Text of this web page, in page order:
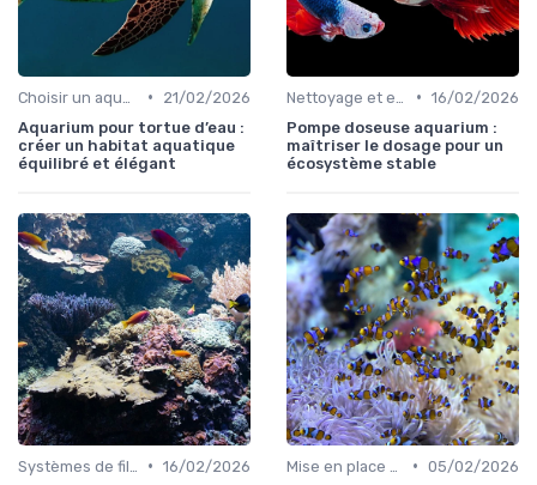
•
21/02/2026
Aquarium pour tortue d’eau :
créer un habitat aquatique
équilibré et élégant
• 16/02/2026
Pompe doseuse aquarium :
maîtriser le dosage pour un
écosystème stable
• 16/02/2026
• 05/02/2026